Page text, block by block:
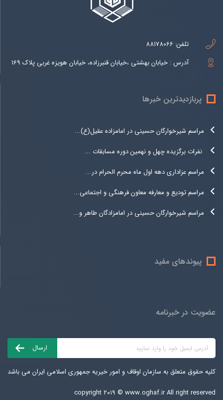
تلفن: 88178066
آدرس : خیابان بهشتی ،خیابان قنبرزاده، خیابان هویزه غربی پلاک 169
پربازدیدترین خبرها
مراسم شیرخوارگان حسینی در امامزاده عقیل(ع)...
نفرات برگزیده چهل و نهمین دوره مسابقات ...
مراسم عزاداری دهه اول ماه محرم الحرام در...
مراسم تودیع و معارفه معاون فرهنگی و اجتماعی...
مراسم شیرخوارگان حسینی در امامزادگان طاهر و...
پیوندهای مفید
عضویت در خبرنامه
کلیه حقوق متعلق به سازمان اوقاف و امور خیریه جمهوری اسلامی ایران می باشد
copyright ۲۰۱۹ © www.oghaf.irAll right reserved